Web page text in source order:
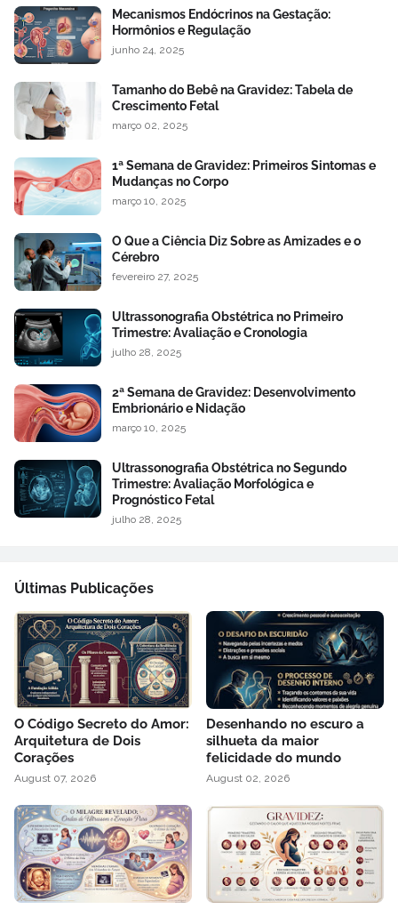
Mecanismos Endócrinos na Gestação:
Hormônios e Regulação
junho 24, 2025
Tamanho do Bebê na Gravidez: Tabela de
Crescimento Fetal
março 02, 2025
1ª Semana de Gravidez: Primeiros Sintomas e
Mudanças no Corpo
março 10, 2025
O Que a Ciência Diz Sobre as Amizades e o
Cérebro
fevereiro 27, 2025
Ultrassonografia Obstétrica no Primeiro
Trimestre: Avaliação e Cronologia
julho 28, 2025
2ª Semana de Gravidez: Desenvolvimento
Embrionário e Nidação
março 10, 2025
Ultrassonografia Obstétrica no Segundo
Trimestre: Avaliação Morfológica e
Prognóstico Fetal
julho 28, 2025
Últimas Publicações
O Código Secreto do Amor:
Arquitetura de Dois
Corações
August 07, 2026
Desenhando no escuro a
silhueta da maior
felicidade do mundo
August 02, 2026